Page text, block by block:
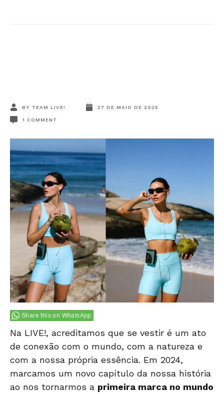
BY TEAM LIVE! 27 DE MAIO DE 2025
1 COMMENT
Share this on WhatsApp
Na LIVE!, acreditamos que se vestir é um ato
de conexão com o mundo, com a natureza e
com a nossa própria essência. Em 2024,
marcamos um novo capítulo da nossa história
ao nos tornarmos a primeira marca no mundo